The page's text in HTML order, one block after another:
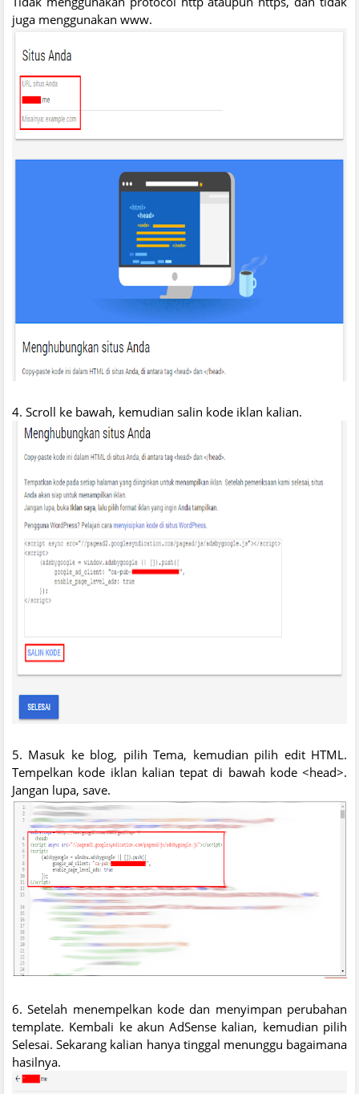
juga menggunakan www.
4. Scroll ke bawah, kemudian salin kode iklan kalian.
5. Masuk ke blog, pilih Tema, kemudian pilih edit HTML.
Tempelkan kode iklan kalian tepat di bawah kode <head>.
Jangan lupa, save.
6. Setelah menempelkan kode dan menyimpan perubahan
template. Kembali ke akun AdSense kalian, kemudian pilih
Selesai. Sekarang kalian hanya tinggal menunggu bagaimana
hasilnya.